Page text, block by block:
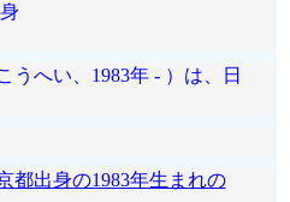
うへい、1983年 - ）は、日
都出身の1983年生まれの